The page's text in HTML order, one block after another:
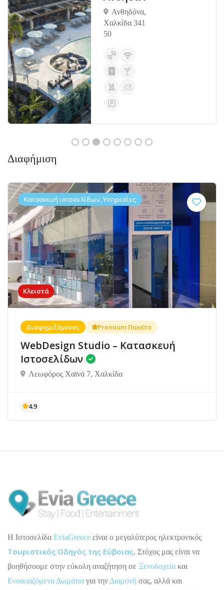
Ανθηδόνα,
Χαλκίδα 341
50
Διαφήμιση
Κλειστά
Κατασκευή ιστοσελίδων, Υπηρεσίες
Διαφημιζόμενος Premium Πακέτο
WebDesign Studio – Κατασκευή
Ιστοσελίδων
Λεωφόρος Χαϊνά 7, Χαλκίδα
H Ιστοσελίδα EviaGreece είναι ο μεγαλύτερος ηλεκτρονικός
Τουριστικός Οδηγός της Εύβοιας. Στόχος μας είναι να
βοηθήσουμε στην εύκολη αναζήτηση σε Ξενοδοχεία και
Ενοικιαζόμενα Δωμάτια για την Διαμονή σας, αλλά και